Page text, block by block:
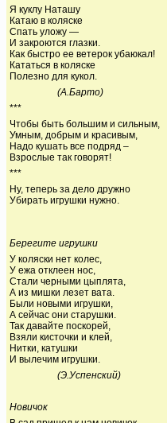
Я куклу Наташу
Катаю в коляске
Спать уложу —
И закроются глазки.
Как быстро ее ветерок убаюкал!
Кататься в коляске
Полезно для кукол.
(А.Барто)
***
Чтобы быть большим и сильным,
Умным, добрым и красивым,
Надо кушать все подряд –
Взрослые так говорят!
***
Ну, теперь за дело дружно
Убирать игрушки нужно.
Берегите игрушки
У коляски нет колес,
У ежа отклеен нос,
Стали черными цыплята,
А из мишки лезет вата.
Были новыми игрушки,
А сейчас они старушки.
Так давайте поскорей,
Взяли кисточки и клей,
Нитки, катушки
И вылечим игрушки.
(Э.Успенский)
Новичок